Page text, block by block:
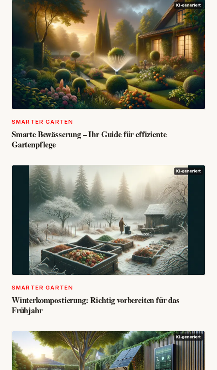
SMARTER GARTEN
Smarte Bewässerung – Ihr Guide für effiziente
Gartenpflege
SMARTER GARTEN
Winterkompostierung: Richtig vorbereiten für das
Frühjahr